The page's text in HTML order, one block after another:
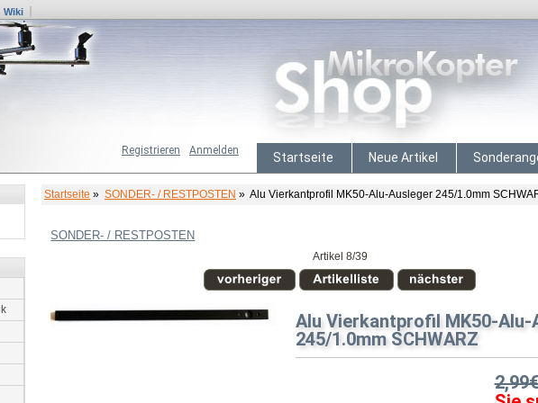
Wiki
Startseite Neue Artikel
Anmelden
Registrieren
Startseite » SONDER- / RESTPOSTEN » Alu Vierkantprofil MK50-Alu-Ausleger 245/1.0mm
SONDER- / RESTPOSTEN
Artikel 8/39
Alu Vierkantprofil MK50-Alu-
245/1.0mm SCHWARZ